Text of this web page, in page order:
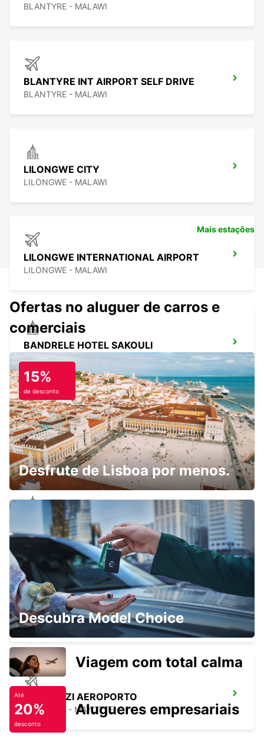
BLANTYRE - MALAWI
BLANTYRE INT AIRPORT SELF DRIVE
BLANTYRE - MALAWI
LILONGWE CITY
LILONGWE - MALAWI
LILONGWE INTERNATIONAL AIRPORT
LILONGWE - MALAWI
BANDRELE HOTEL SAKOULI
BANDRELE - MAYOTTE
KOUNGOU HOTEL TREVANI
KOUNGOU - MAYOTTE
MAMOUDZOU ZI KAWENI
MAMOUDZOU - MAYOTTE
MAMOUDZOU HOTEL CARIBOU
MAMOUDZOU - MAYOTTE
DZAOUDZI AEROPORTO
PAMANDZI - MAYOTTE
Mais estações
Ofertas no aluguer de carros e
comerciais
15%
de desconto
Desfrute de Lisboa por menos.
Descubra Model Choice
Viagem com total calma
Até
20%
desconto
Alugueres empresariais